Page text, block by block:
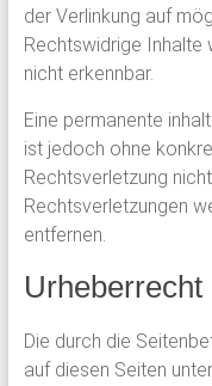
der Verlinkung auf
Rechtswidrige Inhalte
nicht erkennbar.
Eine permanente
ist jedoch ohne
Rechtsverletzung
Rechtsverletzungen
entfernen.
Urheberrecht
Die durch die
auf diesen Seiten